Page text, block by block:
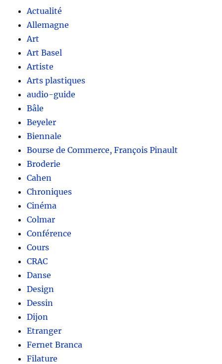
Actualité
Allemagne
Art
Art Basel
Artiste
Arts plastiques
audio-guide
Bâle
Beyeler
Biennale
Bourse de Commerce, François Pinault
Broderie
Cahen
Chroniques
Cinéma
Colmar
Conférence
Cours
CRAC
Danse
Design
Dessin
Dijon
Etranger
Fernet Branca
Filature